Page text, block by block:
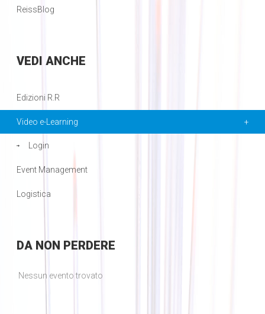
ReissBlog
VEDI ANCHE
Edizioni R.R
Video e-Learning
Login
Event Management
Logistica
DANON PERDERE
Nessun evento trovato